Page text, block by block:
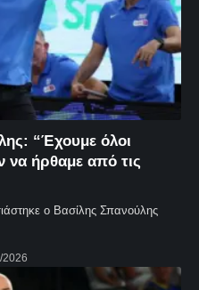
“Έχουμε όλοι
να ήρθαμε από τις
ο Βασίλης Σπανούλης
2026